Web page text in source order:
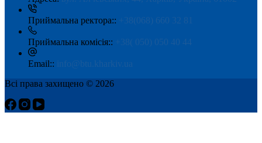
Приймальна ректора:: +38(068) 660 32 81
Приймальна комісія:: +38( 050) 050 40 44
Email:: info@btu.kharkiv.ua
Всі права захищено © 2026